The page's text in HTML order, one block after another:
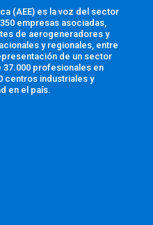
(AEE) es la voz del sector
empresas asociadas,
de aerogeneradores y
y regionales, entre
de un sector
37.000 profesionales en
centros industriales y
en el país.